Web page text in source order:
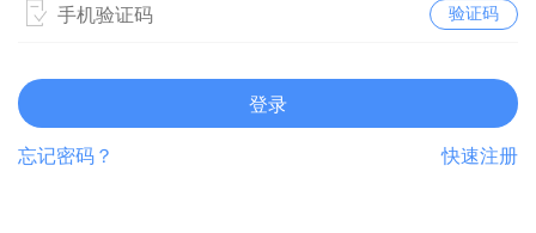
验证码
登录
忘记密码？
快速注册